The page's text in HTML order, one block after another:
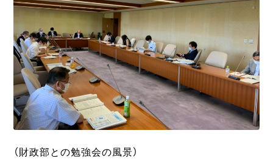
（財政部との勉強会の風景）